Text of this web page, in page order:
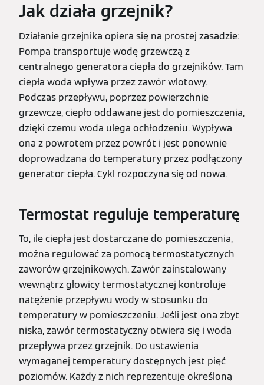
Jak działa grzejnik?
Działanie grzejnika opiera się na prostej zasadzie:
Pompa transportuje wodę grzewczą z
centralnego generatora ciepła do grzejników. Tam
ciepła woda wpływa przez zawór wlotowy.
Podczas przepływu, poprzez powierzchnie
grzewcze, ciepło oddawane jest do pomieszczenia,
dzięki czemu woda ulega ochłodzeniu. Wypływa
ona z powrotem przez powrót i jest ponownie
doprowadzana do temperatury przez podłączony
generator ciepła. Cykl rozpoczyna się od nowa.
Termostat reguluje temperaturę
To, ile ciepła jest dostarczane do pomieszczenia,
można regulować za pomocą termostatycznych
zaworów grzejnikowych. Zawór zainstalowany
wewnątrz głowicy termostatycznej kontroluje
natężenie przepływu wody w stosunku do
temperatury w pomieszczeniu. Jeśli jest ona zbyt
niska, zawór termostatyczny otwiera się i woda
przepływa przez grzejnik. Do ustawienia
wymaganej temperatury dostępnych jest pięć
poziomów. Każdy z nich reprezentuje określoną